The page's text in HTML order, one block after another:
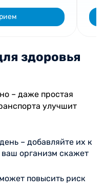
здоровья
– даже простая
улучшит
– добавляйте их к
организм скажет
повысить риск